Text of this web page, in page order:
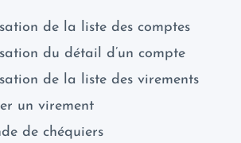
de la liste des comptes
du détail d’un compte
de la liste des virements
un virement
de chéquiers